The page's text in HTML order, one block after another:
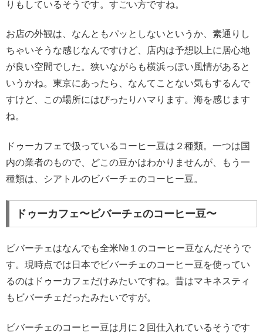
りもしているそうです。すごい方ですね。
お店の外観は、なんともパッとしないというか、素通りし
ちゃいそうな感じなんですけど、店内は予想以上に居心地
が良い空間でした。狭いながらも横浜っぽい風情があると
いうかね。東京にあったら、なんてことない気もするんで
すけど、この場所にはぴったりハマります。海を感じます
ね。
ドゥーカフェで扱っているコーヒー豆は２種類。一つは国
内の業者のもので、どこの豆かはわかりませんが、もう一
種類は、シアトルのビバーチェのコーヒー豆。
ドゥーカフェ〜ビバーチェのコーヒー豆〜
ビバーチェはなんでも全米№１のコーヒー豆なんだそうで
す。現時点では日本でビバーチェのコーヒー豆を使ってい
るのはドゥーカフェだけみたいですね。昔はマキネスティ
もビバーチェだったみたいですが。
ビバーチェのコーヒー豆は月に２回仕入れているそうです